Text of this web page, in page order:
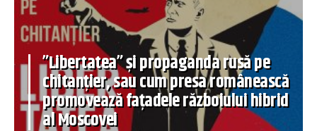
”Libertatea” și propaganda rusă pe
chitanțier, sau cum presa românească
promovează fațadele războiului hibrid
al Moscovei